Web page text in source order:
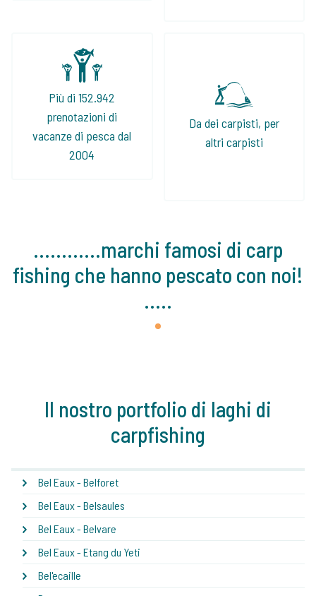
Più di 152.942
prenotazioni di
vacanze di pesca dal
2004
Da dei carpisti, per
altri carpisti
............marchi famosi di carp
fishing che hanno pescato con noi!
.....
1
Il nostro portfolio di laghi di
carpfishing
Bel Eaux - Belforet
Bel Eaux - Belsaules
Bel Eaux - Belvare
Bel Eaux - Etang du Yeti
Bel'ecaille